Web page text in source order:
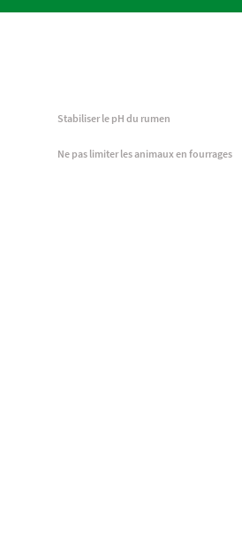
Stabiliser le pH du rumen
Ne pas limiter les animaux en fourrages